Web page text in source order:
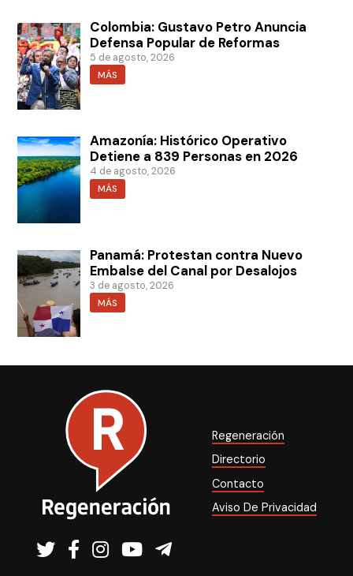
Colombia: Gustavo Petro Anuncia
Defensa Popular de Reformas
5 de agosto, 2026
MÁS
Amazonía: Histórico Operativo
Detiene a 839 Personas en 2026
4 de agosto, 2026
MÁS
Panamá: Protestan contra Nuevo
Embalse del Canal por Desalojos
3 de agosto, 2026
MÁS
Regeneración
Directorio
Contacto
Aviso De Privacidad